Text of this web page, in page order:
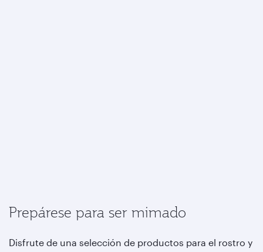
Prepárese para ser mimado
Disfrute de una selección de productos para el rostro y